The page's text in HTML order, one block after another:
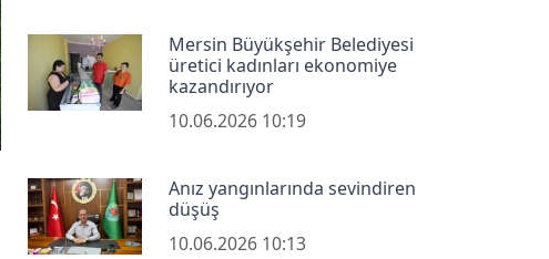
Mersin Büyükşehir Belediyesi
üretici kadınları ekonomiye
kazandırıyor
10.06.2026 10:19
Anız yangınlarında sevindiren
düşüş
10.06.2026 10:13